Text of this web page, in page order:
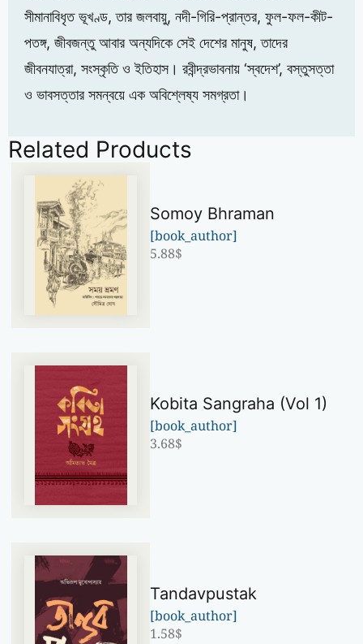
সীমানাবিধৃত ভূখণ্ড, তার জলবায়ু, নদী-গিরি-প্রান্তর, ফুল-ফল-কীট-
পতঙ্গ, জীবজন্তু আবার অন্যদিকে সেই দেশের মানুষ, তাদের
জীবনযাত্রা, সংস্কৃতি ও ইতিহাস। রবীন্দ্রভাবনায় ‘স্বদেশ’, বস্তুসত্তা
ও ভাবসত্তার সমন্বয়ে এক অবিশ্লেষ্য সমগ্রতা।
Related Products
Somoy Bhraman
[book_author]
5.88$
Kobita Sangraha (Vol 1)
[book_author]
3.68$
Tandavpustak
[book_author]
1.58$